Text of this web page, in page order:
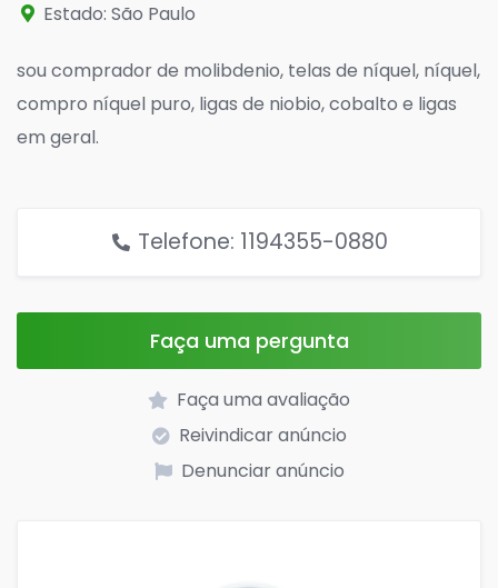
Estado: São Paulo
sou comprador de molibdenio, telas de níquel, níquel,
compro níquel puro, ligas de niobio, cobalto e ligas
em geral.
Telefone: 1194355-0880
Faça uma pergunta
Faça uma avaliação
Reivindicar anúncio
Denunciar anúncio